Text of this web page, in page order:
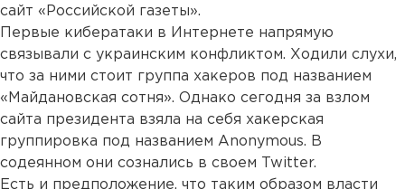
сайт «Российской газеты».
Первые кибератаки в Интернете напрямую
связывали с украинским конфликтом. Ходили слухи,
что за ними стоит группа хакеров под названием
«Майдановская сотня». Однако сегодня за взлом
сайта президента взяла на себя хакерская
группировка под названием Anonymous. В
содеянном они сознались в своем Twitter.
Есть и предположение, что таким образом власти